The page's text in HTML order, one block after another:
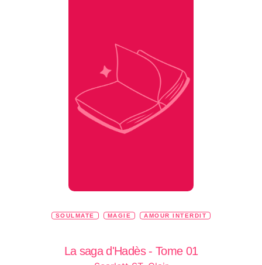
SOULMATE MAGIE AMOUR INTERDIT
La saga d'Hadès - Tome 01